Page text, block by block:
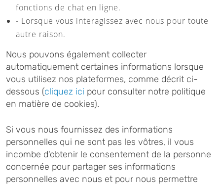
fonctions de chat en ligne.
- Lorsque vous interagissez avec nous pour toute
autre raison.
Nous pouvons également collecter
automatiquement certaines informations lorsque
vous utilisez nos plateformes, comme décrit ci-
dessous (cliquez ici pour consulter notre politique
en matière de cookies).
Si vous nous fournissez des informations
personnelles qui ne sont pas les vôtres, il vous
incombe d'obtenir le consentement de la personne
concernée pour partager ses informations
personnelles avec nous et pour nous permettre